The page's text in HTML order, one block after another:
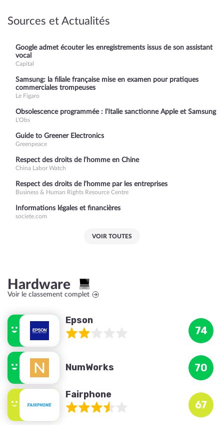
Sources et Actualités
Google admet écouter les enregistrements issus de son assistant
vocal
Capital
Samsung: la filiale française mise en examen pour pratiques
commerciales trompeuses
Le Figaro
Obsolescence programmée : l'Italie sanctionne Apple et Samsung
L'Obs
Guide to Greener Electronics
Greenpeace
Respect des droits de l’homme en Chine
China Labor Watch
Respect des droits de l’homme par les entreprises
Business & Human Rights Resource Centre
Informations légales et financières
societe.com
VOIR TOUTES
Hardware
Voir le classement complet
Epson
74
NumWorks 70
Fairphone
67